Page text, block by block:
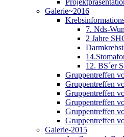
Galerie~2016
7. Nds-
2 Jahre
12. BS´er
Gruppentreffen
Gruppentreffen
Gruppentreffen
Gruppentreffen
Gruppentreffen
Gruppentreffen
Galerie-2015